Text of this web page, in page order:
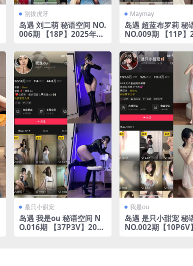
别拔虎牙
岛遇 刘二萌 秘语空间 NO.
006期 【18P】2025年完
Maymay
岛遇 超蓝布罗莉 秘
NO.009期 【11P】
是只小甜宠
岛遇 我是ou 秘语空间 N
O.016期 【37P3V】2025
我是ou
岛遇 是只小甜宠 秘
NO.002期【10P6V